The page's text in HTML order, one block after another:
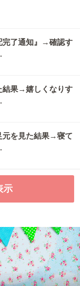
完了通知』→確認す
結果→嬉しくなりす
元を見た結果→寝て
示